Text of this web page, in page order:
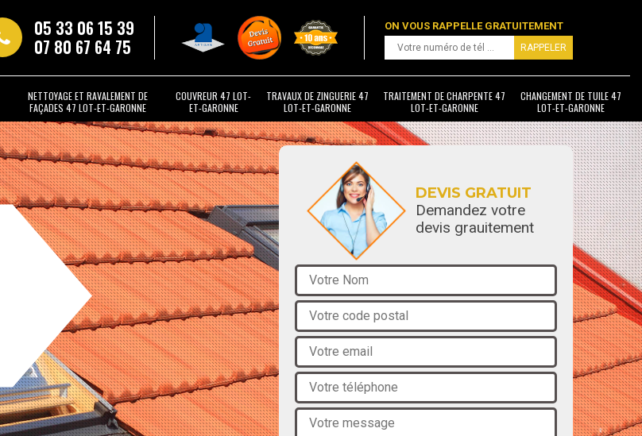
05 33 06 15 39
07 80 67 64 75
ON VOUS RAPPELLE GRATUITEMENT
NETTOYAGE ET RAVALEMENT DE
FAÇADES 47 LOT-ET-GARONNE
COUVREUR 47 LOT-
ET-GARONNE
TRAVAUX DE ZINGUERIE 47
LOT-ET-GARONNE
TRAITEMENT DE CHARPENTE 47
LOT-ET-GARONNE
CHANGEMENT DE TUILE 47
LOT-ET-GARONNE
DEVIS GRATUIT
Demandez votre
devis grauitement